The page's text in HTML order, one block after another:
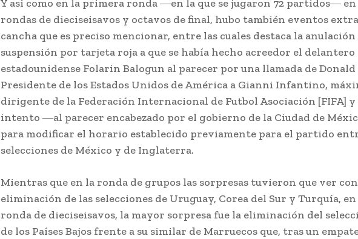
Y así como en la primera ronda ―en la que se jugaron 72 partidos― en
rondas de dieciseisavos y octavos de final, hubo también eventos extra
cancha que es preciso mencionar, entre las cuales destaca la anulación
suspensión por tarjeta roja a que se había hecho acreedor el delantero
estadounidense Folarin Balogun al parecer por una llamada de
Presidente de los Estados Unidos de América a Gianni Infantino,
dirigente de la Federación Internacional de Futbol Asociación [FIFA] y
intento ―al parecer encabezado por el gobierno de la Ciudad de
para modificar el horario establecido previamente para el partido
selecciones de México y de Inglaterra.
Mientras que en la ronda de grupos las sorpresas tuvieron que ver
eliminación de las selecciones de Uruguay, Corea del Sur y Turquía,
ronda de dieciseisavos, la mayor sorpresa fue la eliminación del
de los Países Bajos frente a su similar de Marruecos que, tras un